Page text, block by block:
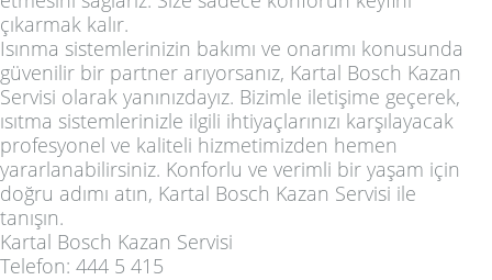
çıkarmak kalır.
Isınma sistemlerinizin bakımı ve onarımı konusunda
güvenilir bir partner arıyorsanız, Kartal Bosch Kazan
Servisi olarak yanınızdayız. Bizimle iletişime geçerek,
ısıtma sistemlerinizle ilgili ihtiyaçlarınızı karşılayacak
profesyonel ve kaliteli hizmetimizden hemen
yararlanabilirsiniz. Konforlu ve verimli bir yaşam için
doğru adımı atın, Kartal Bosch Kazan Servisi ile
tanışın.
Kartal Bosch Kazan Servisi
Telefon: 444 5 415